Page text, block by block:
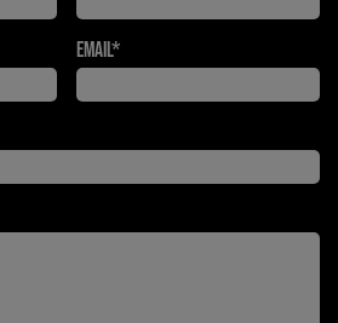
Email*